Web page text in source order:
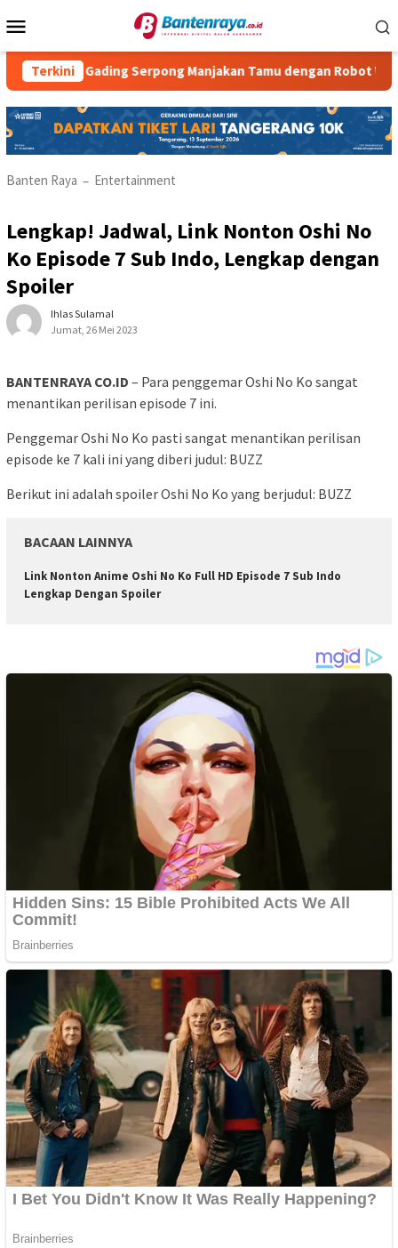
ke
Mobile
Terkini
Gading Serpong Manjakan Tamu dengan Robot Waiter
Banten Raya – Entertainment
Lengkap! Jadwal, Link Nonton Oshi No
Ko Episode 7 Sub Indo, Lengkap dengan
Spoiler
Ihlas Sulamal
Jumat, 26 Mei 2023
BANTENRAYA CO.ID – Para penggemar Oshi No Ko sangat
menantikan perilisan episode 7 ini.
Penggemar Oshi No Ko pasti sangat menantikan perilisan
episode ke 7 kali ini yang diberi judul: BUZZ
Berikut ini adalah spoiler Oshi No Ko yang berjudul: BUZZ
BACAAN LAINNYA
Link Nonton Anime Oshi No Ko Full HD Episode 7 Sub Indo
Lengkap Dengan Spoiler